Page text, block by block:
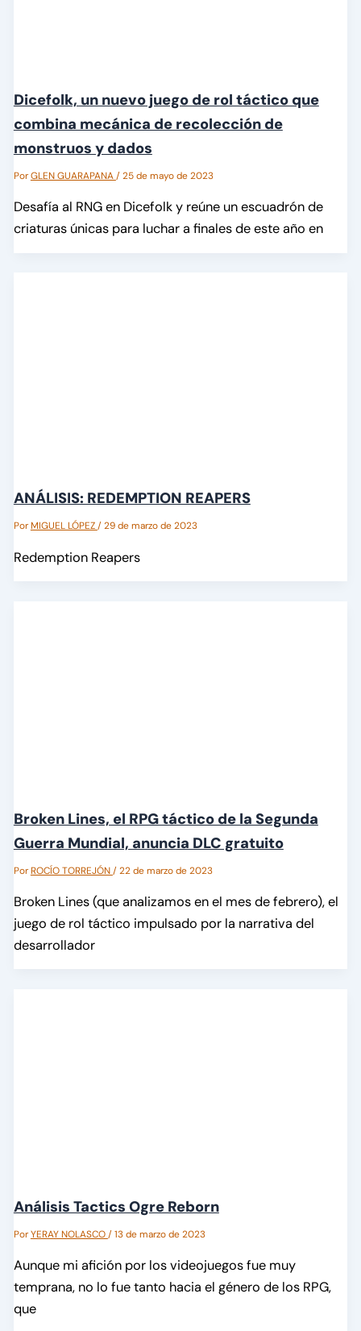
Dicefolk, un nuevo juego de rol táctico que
combina mecánica de recolección de
monstruos y dados
PorGLEN GUARAPANA/25 de mayo de 2023
Desafía al RNG en Dicefolk y reúne un escuadrón de
criaturas únicas para luchar a finales de este año en
ANÁLISIS: REDEMPTION REAPERS
PorMIGUEL LÓPEZ/29 de marzo de 2023
Redemption Reapers
Broken Lines, el RPG táctico de la Segunda
Guerra Mundial, anuncia DLC gratuito
PorROCÍO TORREJÓN/22 de marzo de 2023
Broken Lines (que analizamos en el mes de febrero), el
juego de rol táctico impulsado por la narrativa del
desarrollador
Análisis Tactics Ogre Reborn
PorYERAY NOLASCO/13 de marzo de 2023
Aunque mi afición por los videojuegos fue muy
temprana, no lo fue tanto hacia el género de los RPG,
que